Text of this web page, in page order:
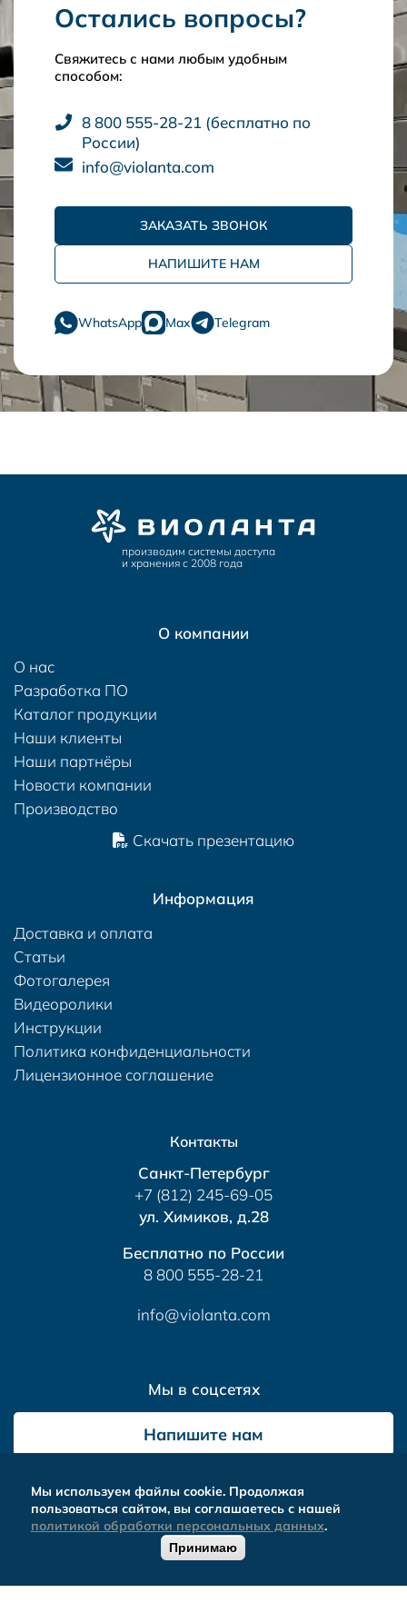
Остались вопросы?
Свяжитесь с нами любым удобным
способом:
8 800 555-28-21 (бесплатно по
России)
info@violanta.com
ЗАКАЗАТЬ ЗВОНОК
НАПИШИТЕ НАМ
WhatsApp Max Telegram
производим системы доступа
и хранения с 2008 года
О компании
О нас
Разработка ПО
Каталог продукции
Наши клиенты
Наши партнёры
Новости компании
Производство
Скачать презентацию
Информация
Доставка и оплата
Статьи
Фотогалерея
Видеоролики
Инструкции
Политика конфиденциальности
Лицензионное соглашение
Контакты
Санкт-Петербург
+7 (812) 245-69-05
ул. Химиков, д.28
Бесплатно по России
8 800 555-28-21
info@violanta.com
Мы в соцсетях
Напишите нам
- комплексное продвижение сайтов
Мы используем файлы cookie. Продолжая
пользоваться сайтом, вы соглашаетесь с нашей
политикой обработки персональных данных.
Принимаю